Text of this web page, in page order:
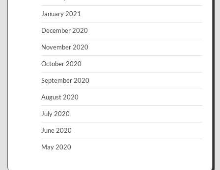
January 2021
December 2020
November 2020
October 2020
September 2020
August 2020
July 2020
June 2020
May 2020